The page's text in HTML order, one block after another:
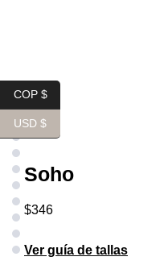
Soho
$346
Ver guía de tallas
COP $
USD $